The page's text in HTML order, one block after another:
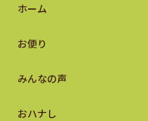
ホーム
お便り
みんなの声
おハナし